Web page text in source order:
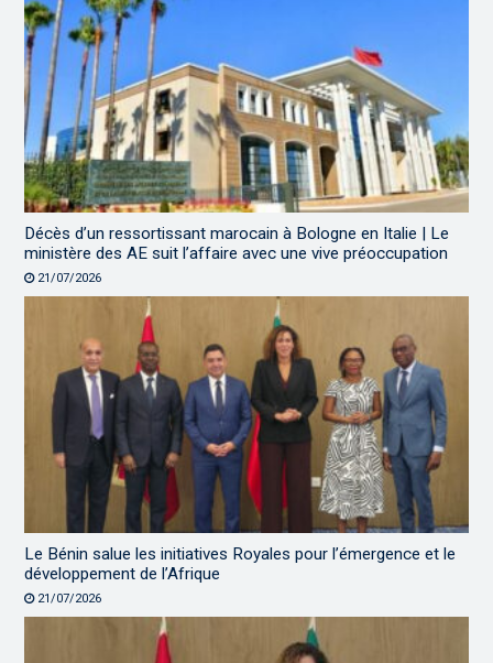
Décès d’un ressortissant marocain à Bologne en Italie | Le
ministère des AE suit l’affaire avec une vive préoccupation
21/07/2026
Le Bénin salue les initiatives Royales pour l’émergence et le
développement de l’Afrique
21/07/2026